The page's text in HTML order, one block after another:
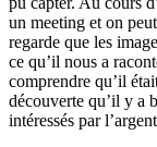
un meeting et on
regarde que les
ce qu’il nous a
comprendre qu’il
découverte qu’il y a
intéressés par